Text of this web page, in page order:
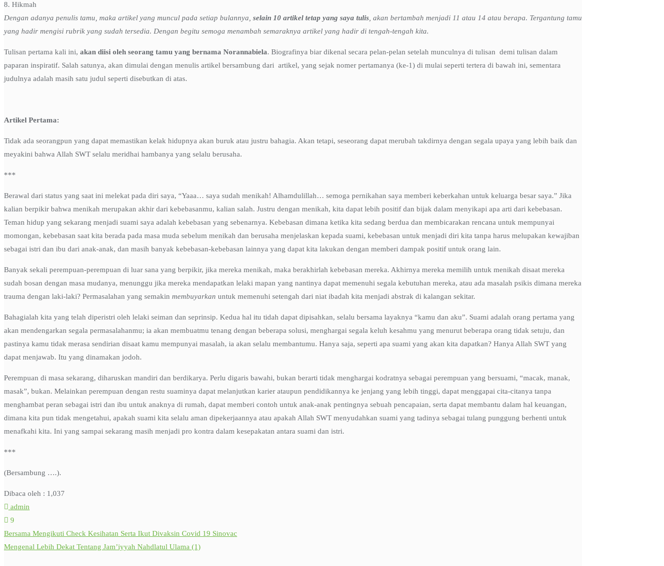
8. Hikmah
Dengan adanya penulis tamu, maka artikel yang muncul pada setiap bulannya, selain 10 artikel tetap yang saya tulis , akan bertambah menjadi 11 atau 14 atau berapa. Tergantung tamu
yang hadir mengisi rubrik yang sudah tersedia. Dengan begitu semoga menambah semaraknya artikel yang hadir di tengah-tengah kita.
Tulisan pertama kali ini, akan diisi oleh seorang tamu yang bernama Norannabiela. Biografinya biar dikenal secara pelan-pelan setelah munculnya di tulisan demi tulisan dalam
paparan inspiratif. Salah satunya, akan dimulai dengan menulis artikel bersambung dari artikel, yang sejak nomer pertamanya (ke-1) di mulai seperti tertera di bawah ini, sementara
judulnya adalah masih satu judul seperti disebutkan di atas.
Artikel Pertama:
Tidak ada seorangpun yang dapat memastikan kelak hidupnya akan buruk atau justru bahagia. Akan tetapi, seseorang dapat merubah takdirnya dengan segala upaya yang lebih baik dan
meyakini bahwa Allah SWT selalu meridhai hambanya yang selalu berusaha.
***
Berawal dari status yang saat ini melekat pada diri saya, “Yaaa… saya sudah menikah! Alhamdulillah… semoga pernikahan saya memberi keberkahan untuk keluarga besar saya.” Jika
kalian berpikir bahwa menikah merupakan akhir dari kebebasanmu, kalian salah. Justru dengan menikah, kita dapat lebih positif dan bijak dalam menyikapi apa arti dari kebebasan.
Teman hidup yang sekarang menjadi suami saya adalah kebebasan yang sebenarnya. Kebebasan dimana ketika kita sedang berdua dan membicarakan rencana untuk mempunyai
momongan, kebebasan saat kita berada pada masa muda sebelum menikah dan berusaha menjelaskan kepada suami, kebebasan untuk menjadi diri kita tanpa harus melupakan kewajiban
sebagai istri dan ibu dari anak-anak, dan masih banyak kebebasan-kebebasan lainnya yang dapat kita lakukan dengan memberi dampak positif untuk orang lain.
Banyak sekali perempuan-perempuan di luar sana yang berpikir, jika mereka menikah, maka berakhirlah kebebasan mereka. Akhirnya mereka memilih untuk menikah disaat mereka
sudah bosan dengan masa mudanya, menunggu jika mereka mendapatkan lelaki mapan yang nantinya dapat memenuhi segala kebutuhan mereka, atau ada masalah psikis dimana mereka
trauma dengan laki-laki? Permasalahan yang semakin membuyarkan untuk memenuhi setengah dari niat ibadah kita menjadi abstrak di kalangan sekitar.
Bahagialah kita yang telah diperistri oleh lelaki seiman dan seprinsip. Kedua hal itu tidah dapat dipisahkan, selalu bersama layaknya “kamu dan aku”. Suami adalah orang pertama yang
akan mendengarkan segala permasalahanmu; ia akan membuatmu tenang dengan beberapa solusi, menghargai segala keluh kesahmu yang menurut beberapa orang tidak setuju, dan
pastinya kamu tidak merasa sendirian disaat kamu mempunyai masalah, ia akan selalu membantumu. Hanya saja, seperti apa suami yang akan kita dapatkan? Hanya Allah SWT yang
dapat menjawab. Itu yang dinamakan jodoh.
Perempuan di masa sekarang, diharuskan mandiri dan berdikarya. Perlu digaris bawahi, bukan berarti tidak menghargai kodratnya sebagai perempuan yang bersuami, “macak, manak,
masak”, bukan. Melainkan perempuan dengan restu suaminya dapat melanjutkan karier ataupun pendidikannya ke jenjang yang lebih tinggi, dapat menggapai cita-citanya tanpa
menghambat peran sebagai istri dan ibu untuk anaknya di rumah, dapat memberi contoh untuk anak-anak pentingnya sebuah pencapaian, serta dapat membantu dalam hal keuangan,
dimana kita pun tidak mengetahui, apakah suami kita selalu aman dipekerjaannya atau apakah Allah SWT menyudahkan suami yang tadinya sebagai tulang punggung berhenti untuk
menafkahi kita. Ini yang sampai sekarang masih menjadi pro kontra dalam kesepakatan antara suami dan istri.
***
(Bersambung ….).
Dibaca oleh : 1,037
admin
9
Post
Bersama Mengikuti Check Kesihatan Serta Ikut Divaksin Covid 19 Sinovac
Mengenal Lebih Dekat Tentang Jam’iyyah Nahdlatul Ulama (1)